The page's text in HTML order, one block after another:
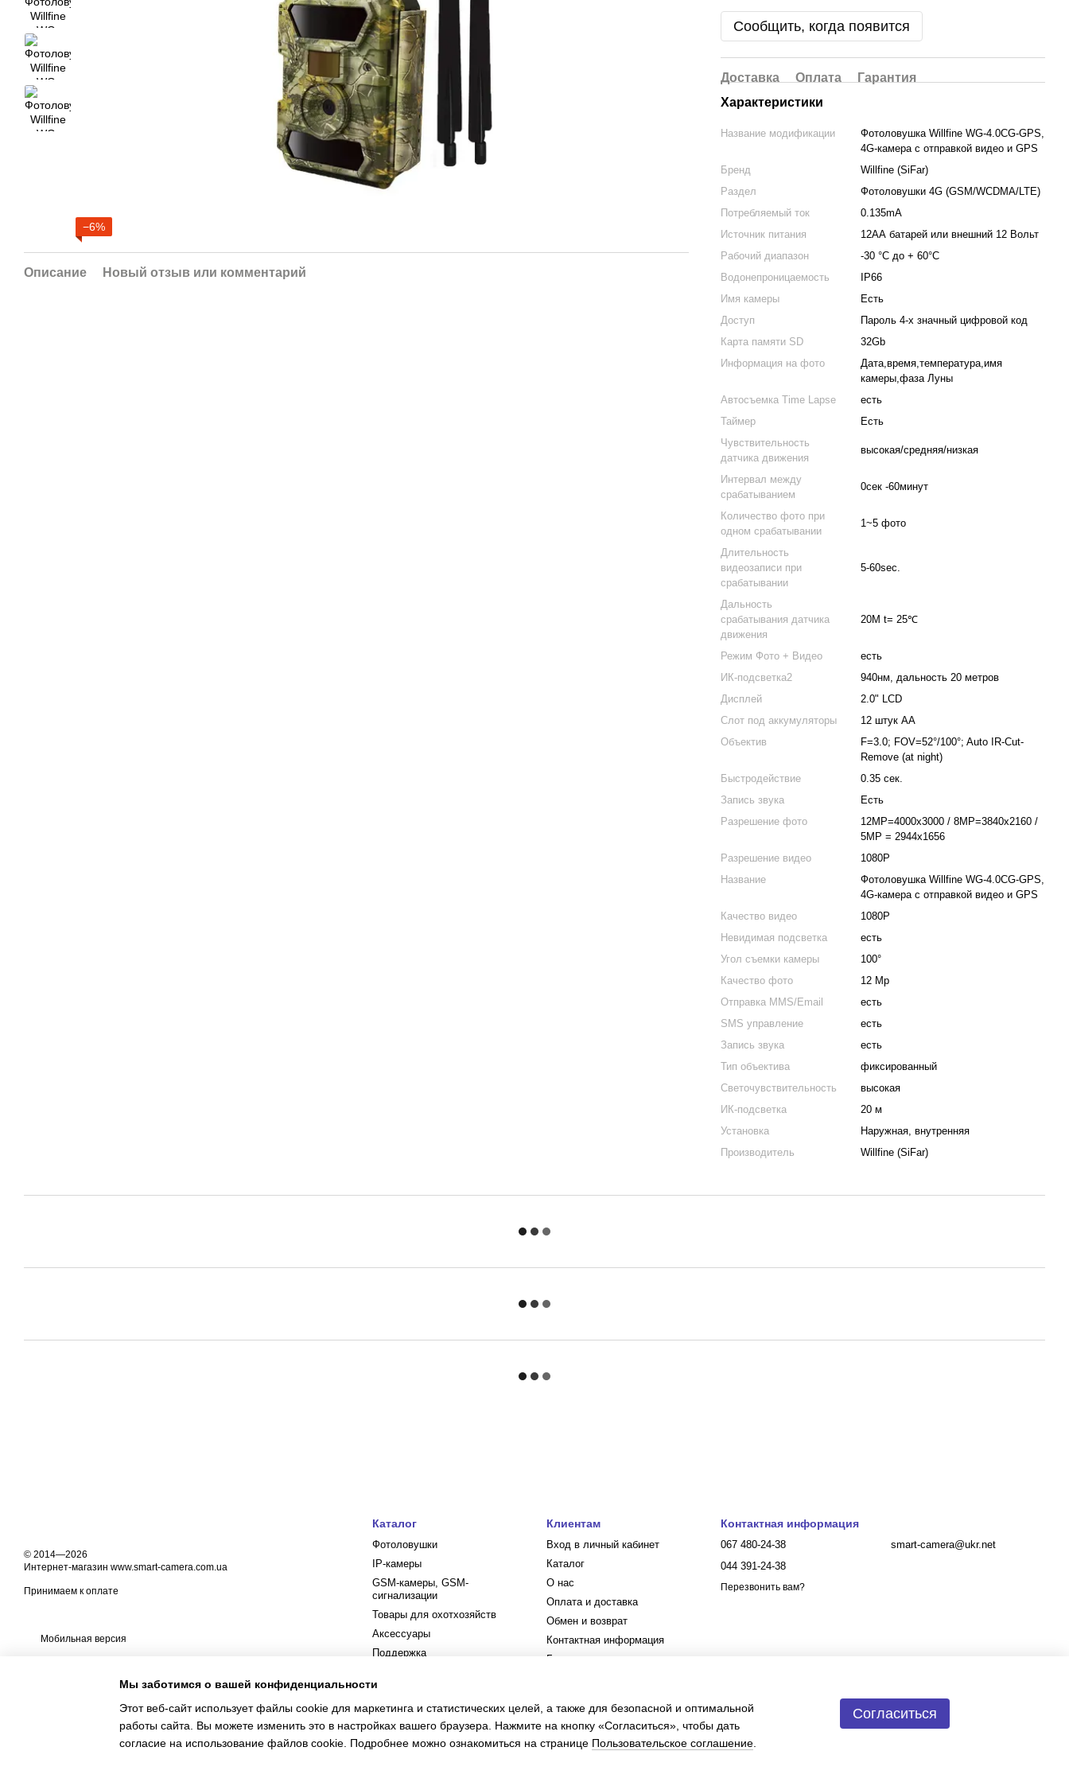
−6%
Описание Новый отзыв или комментарий
Сообщить, когда появится
Доставка Оплата
Гарантия
Характеристики
Название модификации
Фотоловушка Willfine WG-4.0CG-GPS,
4G-камера с отправкой видео и GPS
Бренд
Willfine (SiFar)
Раздел
Фотоловушки 4G (GSM/WCDMA/LTE)
Потребляемый ток
0.135mA
Источник питания
12АА батарей или внешний 12 Вольт
Рабочий диапазон
-30 °C до + 60°C
Водонепроницаемость
IP66
Имя камеры
Есть
Доступ
Пароль 4-х значный цифровой код
Карта памяти SD
32Gb
Информация на фото
Дата,время,температура,имя
камеры,фаза Луны
Автосъемка Time Lapse
есть
Таймер
Есть
Чувствительность
датчика движения
высокая/средняя/низкая
Интервал между
срабатыванием
0сек -60минут
Количество фото при
одном срабатывании
1~5 фото
Длительность
видеозаписи при
срабатывании
5-60sec.
Дальность
срабатывания датчика
движения
20M t= 25℃
Режим Фото + Видео
есть
ИК-подсветка2
940нм, дальность 20 метров
Дисплей
2.0" LCD
Слот под аккумуляторы
12 штук АА
Объектив
F=3.0; FOV=52°/100°; Auto IR-Cut-
Remove (at night)
Быстродействие
0.35 сек.
Запись звука
Есть
Разрешение фото
12MP=4000x3000 / 8MP=3840x2160 /
5MP = 2944x1656
Разрешение видео
1080P
Название
Фотоловушка Willfine WG-4.0CG-GPS,
4G-камера с отправкой видео и GPS
Качество видео
1080P
Невидимая подсветка
есть
Угол съемки камеры
100°
Качество фото
12 Mp
Отправка MMS/Email
есть
SMS управление
есть
Запись звука
есть
Тип объектива
фиксированный
Светочувствительность
высокая
ИК-подсветка
20 м
Установка
Наружная, внутренняя
Производитель
Willfine (SiFar)
© 2014—2026
Интернет-магазин www.smart-camera.com.ua
Принимаем к оплате
Мобильная версия
Каталог
Фотоловушки
IP-камеры
GSM-камеры, GSM-
сигнализации
Товары для охотхозяйств
Аксессуары
Поддержка
Клиентам
Вход в личный кабинет
Каталог
О нас
Оплата и доставка
Обмен и возврат
Контактная информация
Блог
конфиденциальности
Контактная информация
067 480-24-38
044 391-24-38
Перезвонить вам?
smart-camera@ukr.net
Мы заботимся о вашей конфиденциальности
Этот веб-сайт использует файлы cookie для маркетинга и статистических целей, а также для безопасной и оптимальной
работы сайта. Вы можете изменить это в настройках вашего браузера. Нажмите на кнопку «Согласиться», чтобы дать
согласие на использование файлов cookie. Подробнее можно ознакомиться на странице Пользовательское соглашение
Согласиться